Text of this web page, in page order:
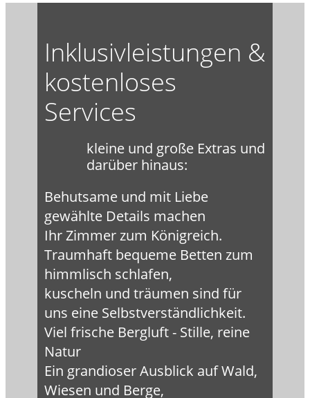
Inklusivleistungen &
kostenloses
Services
kleine und große Extras und
darüber hinaus:
Behutsame und mit Liebe
gewählte Details machen
Ihr Zimmer zum Königreich.
Traumhaft bequeme Betten zum
himmlisch schlafen,
kuscheln und träumen sind für
uns eine Selbstverständlichkeit.
Viel frische Bergluft - Stille, reine
Natur
Ein grandioser Ausblick auf Wald,
Wiesen und Berge,